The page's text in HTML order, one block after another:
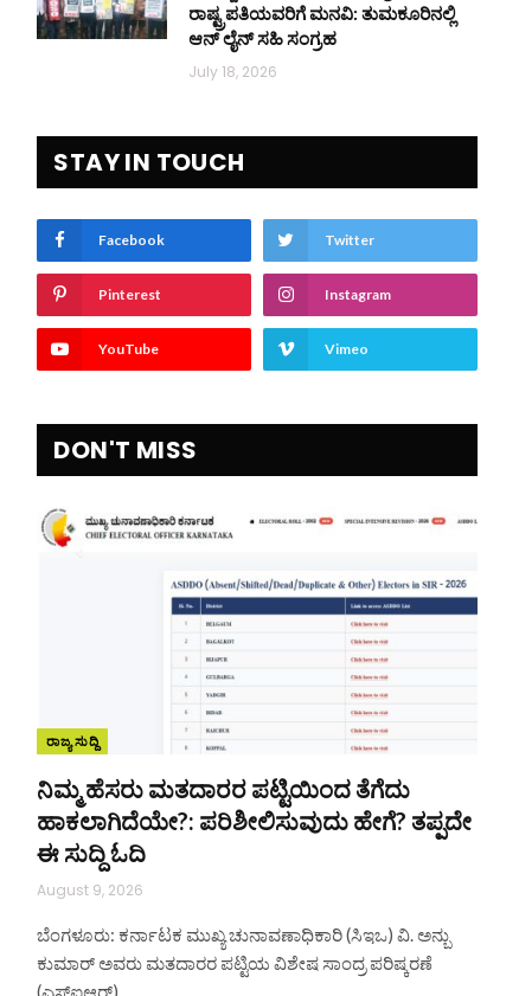
ರಾಷ್ಟ್ರಪತಿಯವರಿಗೆ ಮನವಿ: ತುಮಕೂರಿನಲ್ಲಿ
ಆನ್‌ ಲೈನ್ ಸಹಿ ಸಂಗ್ರಹ
July 18, 2026
STAY IN TOUCH
Facebook Twitter
Pinterest Instagram
YouTube Vimeo
DON'T MISS
ರಾಜ್ಯ ಸುದ್ದಿ
ನಿಮ್ಮ ಹೆಸರು ಮತದಾರರ ಪಟ್ಟಿಯಿಂದ ತೆಗೆದು
ಹಾಕಲಾಗಿದೆಯೇ?: ಪರಿಶೀಲಿಸುವುದು ಹೇಗೆ? ತಪ್ಪದೇ
ಈ ಸುದ್ದಿ ಓದಿ
August 9, 2026
ಬೆಂಗಳೂರು: ಕರ್ನಾಟಕ ಮುಖ್ಯ ಚುನಾವಣಾಧಿಕಾರಿ (ಸಿಇಒ) ವಿ. ಅನ್ಬು
ಕುಮಾರ್ ಅವರು ಮತದಾರರ ಪಟ್ಟಿಯ ವಿಶೇಷ ಸಾಂದ್ರ ಪರಿಷ್ಕರಣೆ
(ಎಸ್‌ಐಆರ್)…